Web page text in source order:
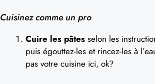
Cuisinez comme un pro
Cuire les pâtes selon les
puis égouttez-les et rincez-les à
pas votre cuisine ici, ok?